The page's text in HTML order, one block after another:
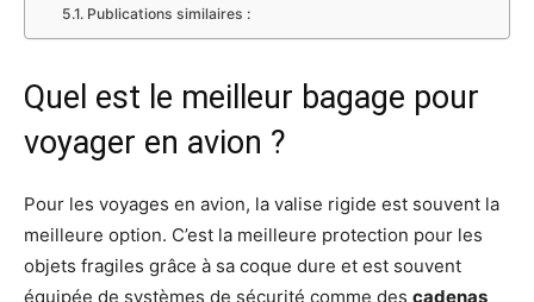
Publications similaires :
Quel est le meilleur bagage pour
voyager en avion ?
Pour les voyages en avion, la valise rigide est souvent la
meilleure option. C’est la meilleure protection pour les
objets fragiles grâce à sa coque dure et est souvent
équipée de systèmes de sécurité comme des cadenas